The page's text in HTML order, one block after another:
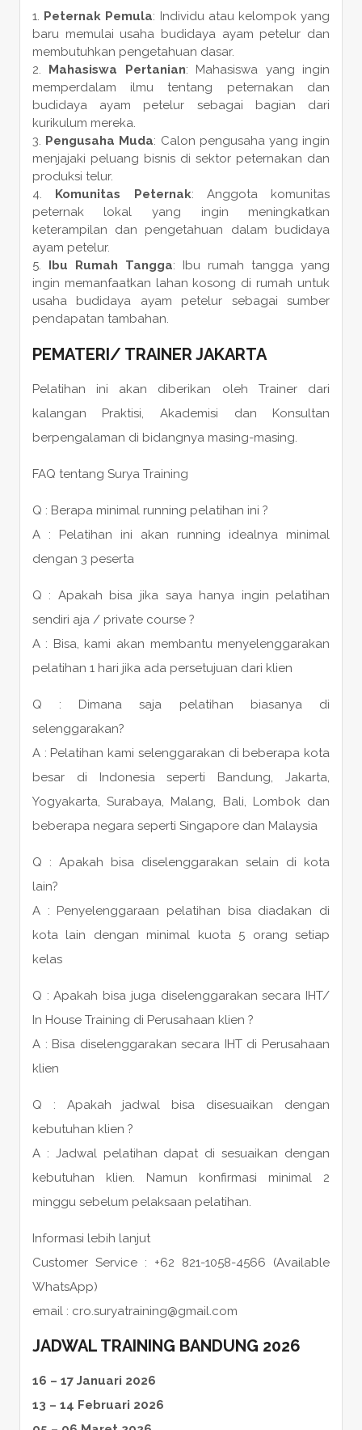
Peternak Pemula: Individu atau kelompok yang
baru memulai usaha budidaya ayam petelur dan
membutuhkan pengetahuan dasar.
Mahasiswa Pertanian: Mahasiswa yang ingin
memperdalam ilmu tentang peternakan dan
budidaya ayam petelur sebagai bagian dari
kurikulum mereka.
Pengusaha Muda: Calon pengusaha yang ingin
menjajaki peluang bisnis di sektor peternakan dan
produksi telur.
Komunitas Peternak: Anggota komunitas
peternak lokal yang ingin meningkatkan
keterampilan dan pengetahuan dalam budidaya
ayam petelur.
Ibu Rumah Tangga: Ibu rumah tangga yang
ingin memanfaatkan lahan kosong di rumah untuk
usaha budidaya ayam petelur sebagai sumber
pendapatan tambahan.
PEMATERI/ TRAINERJAKARTA
Pelatihan ini akan diberikan oleh Trainer dari
kalangan Praktisi, Akademisi dan Konsultan
berpengalaman di bidangnya masing-masing.
FAQ tentang Surya Training
Q : Berapa minimal running pelatihan ini ?
A : Pelatihan ini akan running idealnya minimal
dengan 3 peserta
Q : Apakah bisa jika saya hanya ingin pelatihan
sendiri aja / private course ?
A : Bisa, kami akan membantu menyelenggarakan
pelatihan 1 hari jika ada persetujuan dari klien
Q : Dimana saja pelatihan biasanya di
selenggarakan?
A : Pelatihan kami selenggarakan di beberapa kota
besar di Indonesia seperti Bandung, Jakarta,
Yogyakarta, Surabaya, Malang, Bali, Lombok dan
beberapa negara seperti Singapore dan Malaysia
Q : Apakah bisa diselenggarakan selain di kota
lain?
A : Penyelenggaraan pelatihan bisa diadakan di
kota lain dengan minimal kuota 5 orang setiap
kelas
Q : Apakah bisa juga diselenggarakan secara IHT/
In House Training di Perusahaan klien ?
A : Bisa diselenggarakan secara IHT di Perusahaan
klien
Q : Apakah jadwal bisa disesuaikan dengan
kebutuhan klien ?
A : Jadwal pelatihan dapat di sesuaikan dengan
kebutuhan klien. Namun konfirmasi minimal 2
minggu sebelum pelaksaan pelatihan.
Informasi lebih lanjut
Customer Service : +62 821-1058-4566 (Available
WhatsApp)
email : cro.suryatraining@gmail.com
JADWAL TRAINING BANDUNG 2026
16 – 17 Januari 2026
13 – 14 Februari 2026